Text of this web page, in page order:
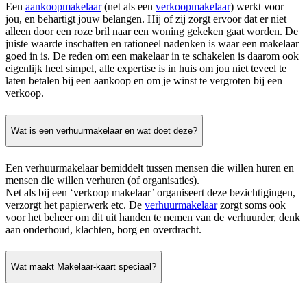
Een aankoopmakelaar(net als een verkoopmakelaar) werkt voor
jou, en behartigt jouw belangen. Hij of zij zorgt ervoor dat er niet
alleen door een roze bril naar een woning gekeken gaat worden. De
juiste waarde inschatten en rationeel nadenken is waar een makelaar
goed in is. De reden om een makelaar in te schakelen is daarom ook
eigenlijk heel simpel, alle expertise is in huis om jou niet teveel te
laten betalen bij een aankoop en om je winst te vergroten bij een
verkoop.
Wat is een verhuurmakelaar en wat doet deze?
Een verhuurmakelaar bemiddelt tussen mensen die willen huren en
mensen die willen verhuren (of organisaties).
Net als bij een ‘verkoop makelaar’ organiseert deze bezichtigingen,
verzorgt het papierwerk etc. De verhuurmakelaarzorgt soms ook
voor het beheer om dit uit handen te nemen van de verhuurder, denk
aan onderhoud, klachten, borg en overdracht.
Wat maakt Makelaar-kaart speciaal?